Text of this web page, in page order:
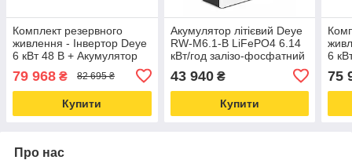
Комплект резервного
живлення - Інвертор Deye
6 кВт 48 В + Акумулятор
100 Аг Deye SE-F5 Pro-C
LiFePO4
79 968 ₴ 82 695 ₴
Купити
Акумулятор літієвий Deye
RW-M6.1-B LiFePO4 6.14
кВт/год залізо-фосфатний
43 940₴
Купити
6
75
Про нас